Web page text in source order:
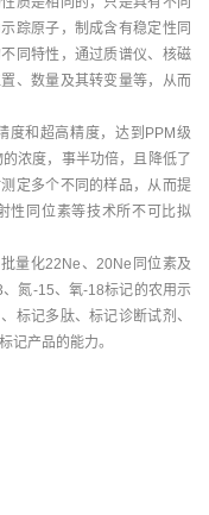
踪原子，制成含有稳定性同
同特性，通过质谱仪、核磁
、数量及其转变量等，从而
度和超高精度，达到PPM级
浓度，事半功倍，且降低了
定多个不同的样品，从而提
性同位素等技术所不可比拟
量化22Ne、20Ne同位素及
氮-15、氧-18标记的农用示
标记多肽、标记诊断试剂、
记产品的能力。